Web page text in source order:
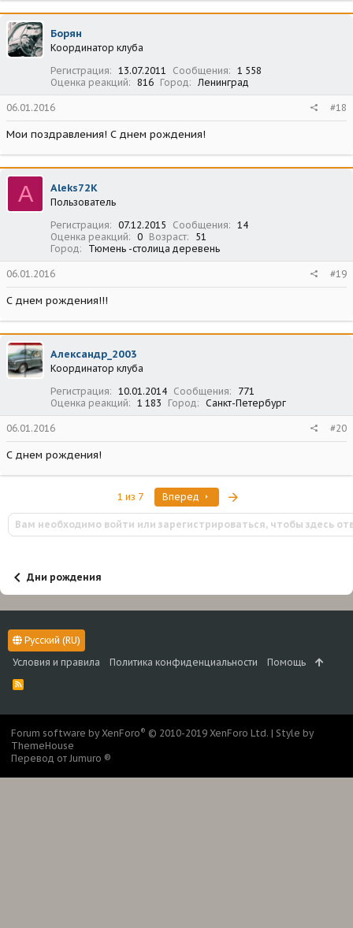
Борян
Координатор клуба
Регистрация
13.07.2011 Сообщения
1 558
Оценка реакций
816 Город Ленинград
06.01.2016 #18
Мои поздравления! С днем рождения!
A Aleks72K
Пользователь
Регистрация
07.12.2015 Сообщения
14
Оценка реакций
0 Возраст
51
Город
Тюмень -столица деревень
06.01.2016 #19
С днем рождения!!!
Александр_2003
Координатор клуба
Регистрация
10.01.2014 Сообщения
771
Оценка реакций
1 183 Город Санкт-Петербург
06.01.2016 #20
С днем рождения!
1 из 7 Вперед
Вам необходимо войти или зарегистрироваться, чтобы здесь
Дни рождения
Русский (RU)
Условия и правила
Политика конфиденциальности Помощь
R
Forum software by XenForo® © 2010-2019 XenForo Ltd. | Style by
ThemeHouse
Перевод от Jumuro ®